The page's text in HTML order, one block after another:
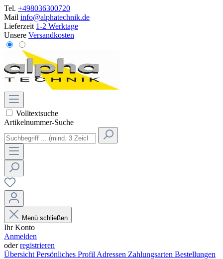
Tel. +498036300720
Mail info@alphatechnik.de
Lieferzeit 1-2 Werktage
Unsere Versandkosten
Volltextsuche
Artikelnummer-Suche
Menü schließen
Ihr Konto
Anmelden
oderregistrieren
Übersicht Persönliches Profil Adressen Zahlungsarten Bestellungen